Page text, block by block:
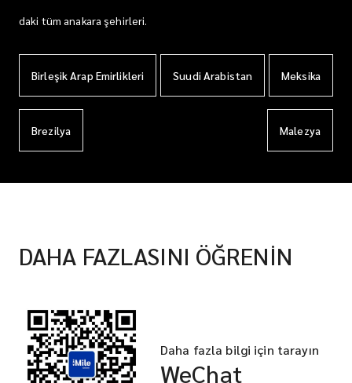
daki tüm anakara şehirleri.
Birleşik Arap Emirlikleri Suudi Arabistan Meksika
Brezilya Malezya
DAHA FAZLASINI ÖĞRENİN
Daha fazla bilgi için tarayın
WeChat